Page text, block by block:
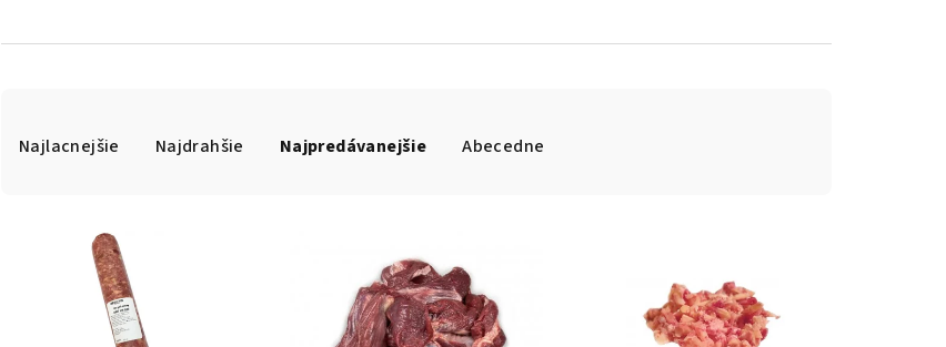
aNajlacnejšie Najdrahšie Najpredávanejšie Abecedne